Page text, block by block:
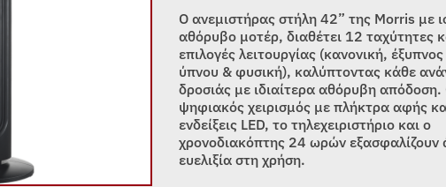
Ο ανεμιστήρας στήλη 42” της Morris με
αθόρυβο μοτέρ, διαθέτει 12 ταχύτητες
επιλογές λειτουργίας (κανονική,
ύπνου & φυσική), καλύπτοντας κάθε
δροσιάς με ιδιαίτερα αθόρυβη
ψηφιακός χειρισμός με πλήκτρα αφής
ενδείξεις LED, το τηλεχειριστήριο και ο
χρονοδιακόπτης 24 ωρών εξασφαλίζουν
ευελιξία στη χρήση.